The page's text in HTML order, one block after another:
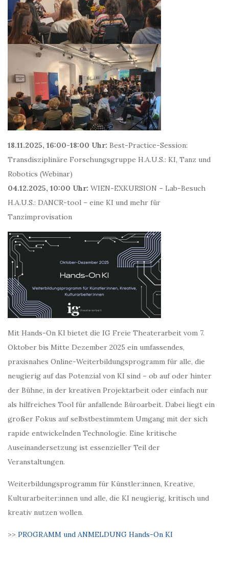
18.11.2025, 16:00-18:00 Uhr: Best-Practice-Session:
Transdisziplinäre Forschungsgruppe H.A.U.S.: KI, Tanz und
Robotics (Webinar)
04.12.2025, 10:00 Uhr: WIEN-EXKURSION – Lab-Besuch
H.A.U.S.: DANCR-tool – eine KI und mehr für
Tanzimprovisation
Mit Hands-On KI bietet die IG Freie Theaterarbeit vom 7.
Oktober bis Mitte Dezember 2025 ein umfassendes,
praxisnahes Online-Weiterbildungsprogramm für alle, die
neugierig auf das Potenzial von KI sind – ob auf oder hinter
der Bühne, in der kreativen Projektarbeit oder einfach nur
als hilfreiches Tool für anfallende Büroarbeit. Dabei liegt ein
großer Fokus auf selbstbestimmtem Umgang mit der sich
rapide entwickelnden Technologie. Eine kritische
Auseinandersetzung ist essenzieller Teil der
Veranstaltungen.
Weiterbildungsprogramm für Künstler:innen, Kreative,
Kulturarbeiter:innen und alle, die KI neugierig, kritisch und
kreativ nutzen wollen.
>> PROGRAMM und ANMELDUNG Hands-On KI